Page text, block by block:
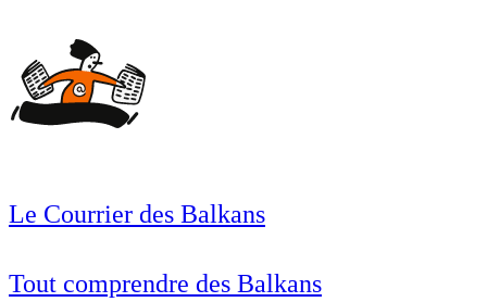
Le Courrier des Balkans
Tout comprendre des Balkans